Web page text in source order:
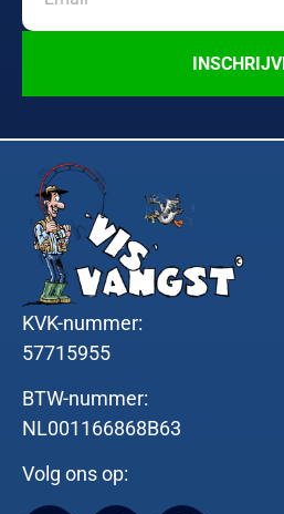
KVK-nummer:
57715955
BTW-nummer:
NL001166868B63
Volg ons op: